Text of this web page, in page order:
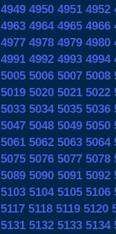
4949 4950 4951 4952
4963 4964 4965 4966
4977 4978 4979 4980
4991 4992 4993 4994
5005 5006 5007 5008
5019 5020 5021 5022
5033 5034 5035 5036
5047 5048 5049 5050
5061 5062 5063 5064
5075 5076 5077 5078
5089 5090 5091 5092
5103 5104 5105 5106
5117 5118 5119 5120
5131 5132 5133 5134